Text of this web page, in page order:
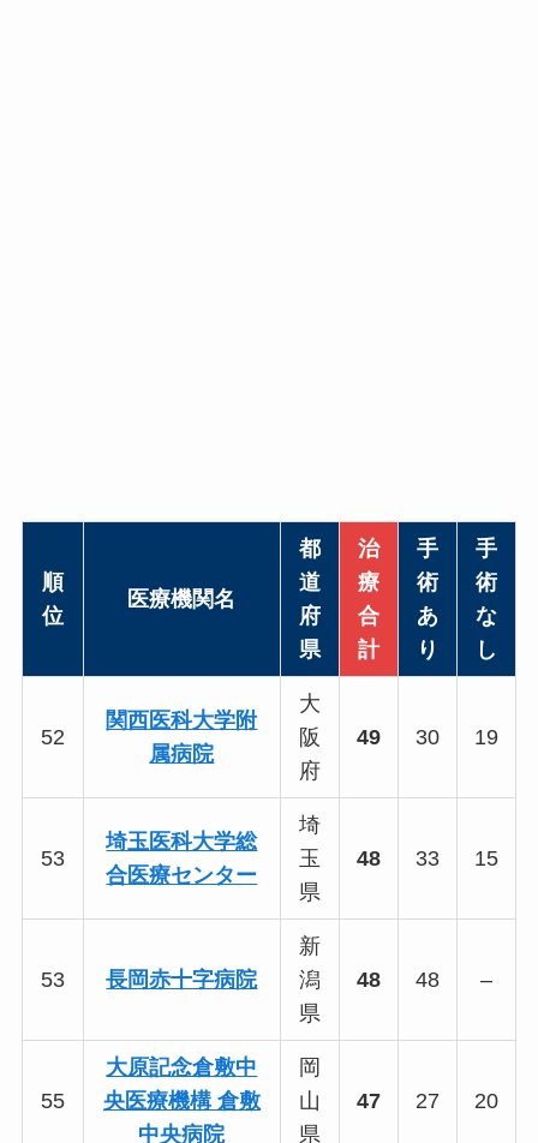
順
位
医療機関名
都
道
府
県
治
療
合
計
手
術
あ
り
手
術
な
し
52
関西医科大学附
属病院
大
阪
府
49 30 19
53
埼玉医科大学総
合医療センター
埼
玉
県
48 33 15
53 長岡赤十字病院
新
潟
県
48 48 –
55
大原記念倉敷中
央医療機構 倉敷
中央病院
岡
山
県
47 27 20